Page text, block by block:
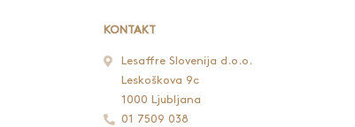
KONTAKT
Lesaffre Slovenija d.o.o.
Leskoškova 9c
1000 Ljubljana
01 7509 038